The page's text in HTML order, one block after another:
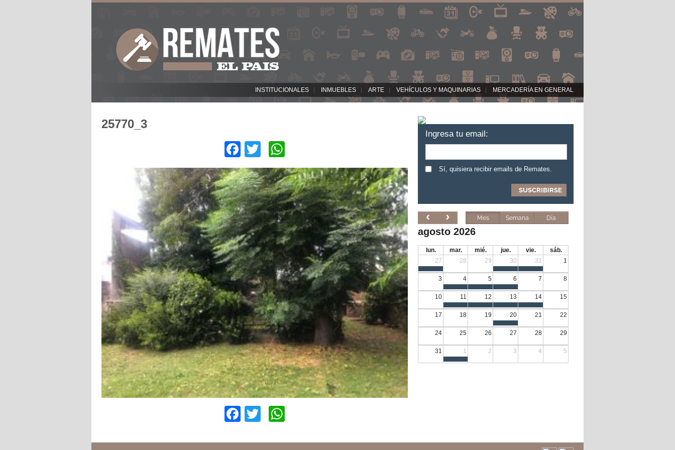
INSTITUCIONALES INMUEBLES ARTE VEHÍCULOS Y MAQUINARIAS MERCADERÍA EN GENERAL
25770_3
Facebook
Twitter
Facebook
Twitter
Ingresa tu email:
Sí, quisiera recibir emails de Remates.
Mes Semana Día
agosto 2026
lun. mar. mié. jue. vie.
sáb.
27
28 29 30 31 1
3 4 5 6 7 8
10 11 12 13 14 15
17 18 19 20 21 22
24 25 26 27 28 29
31 1 2 3 4 5